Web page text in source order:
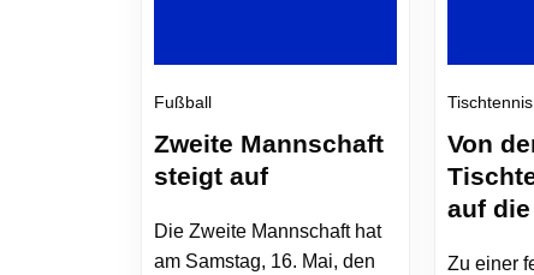
Fußball
Zweite Mannschaft
steigt auf
Die Zweite Mannschaft hat
am Samstag, 16. Mai, den
Tischtennis
Von
auf
Zu einer